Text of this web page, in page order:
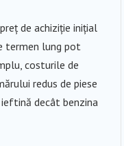
de achiziție inițial
termen lung pot
costurile de
redus de piese
decât benzina